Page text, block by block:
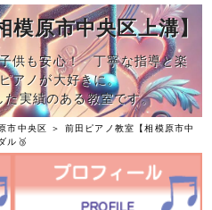
原市中央区上溝】
供も安心！ 丁寧な指導と楽
アノが大好きに。
た実績のある教室です。
市中央区 ＞ 前田ピアノ教室【相模原市中
ル🥉